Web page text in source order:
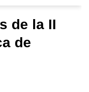
de la II
de